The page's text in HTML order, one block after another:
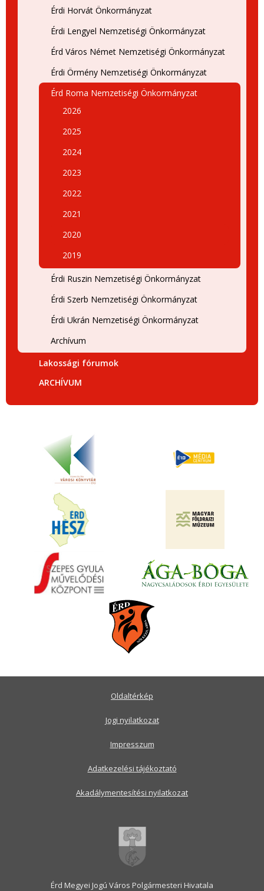
Érdi Horvát Önkormányzat
Érdi Lengyel Nemzetiségi Önkormányzat
Érd Város Német Nemzetiségi Önkormányzat
Érdi Örmény Nemzetiségi Önkormányzat
Érd Roma Nemzetiségi Önkormányzat
2026
2025
2024
2023
2022
2021
2020
2019
Érdi Ruszin Nemzetiségi Önkormányzat
Érdi Szerb Nemzetiségi Önkormányzat
Érdi Ukrán Nemzetiségi Önkormányzat
Archívum
Lakossági fórumok
ARCHÍVUM
Érd Megyei Jogú Város Polgármesteri Hivatala
Oldaltérkép
Jogi nyilatkozat
Impresszum
Adatkezelési tájékoztató
Akadálymentesítési nyilatkozat